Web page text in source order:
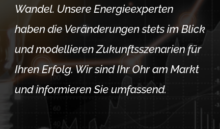
Wandel. Unsere Energieexperten
haben die Veränderungen stets im Blick
und modellieren Zukunftsszenarien für
Ihren Erfolg. Wir sind Ihr Ohr am Markt
und informieren Sie umfassend.